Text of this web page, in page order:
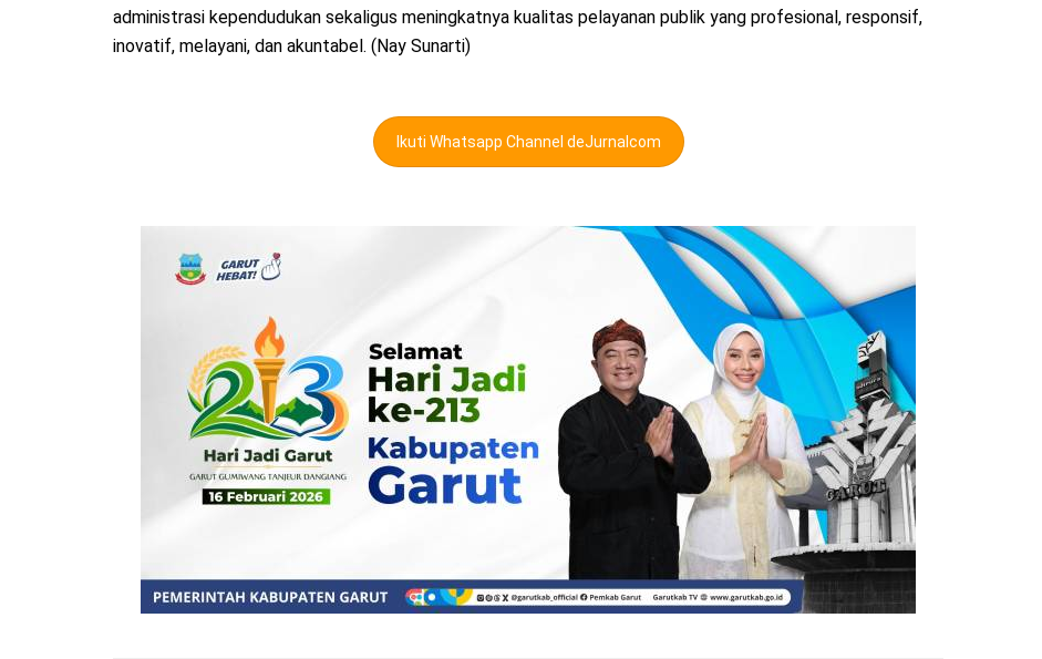
administrasi kependudukan sekaligus meningkatnya kualitas pelayanan publik yang profesional, responsif,
inovatif, melayani, dan akuntabel. (Nay Sunarti)
Ikuti Whatsapp Channel deJurnalcom